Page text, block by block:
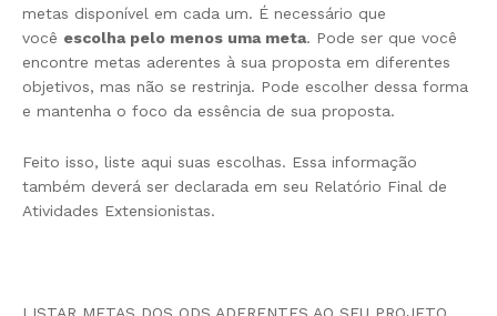
metas disponível em cada um. É necessário que
você escolha pelo menos uma meta. Pode ser que você
encontre metas aderentes à sua proposta em diferentes
objetivos, mas não se restrinja. Pode escolher dessa forma
e mantenha o foco da essência de sua proposta.
Feito isso, liste aqui suas escolhas. Essa informação
também deverá ser declarada em seu Relatório Final de
Atividades Extensionistas.
LISTAR METAS DOS ODS ADERENTES AO SEU PROJETO